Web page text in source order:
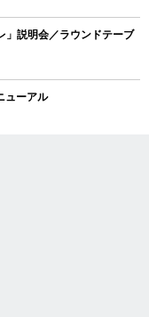
説明会／ラウンドテーブ
ューアル